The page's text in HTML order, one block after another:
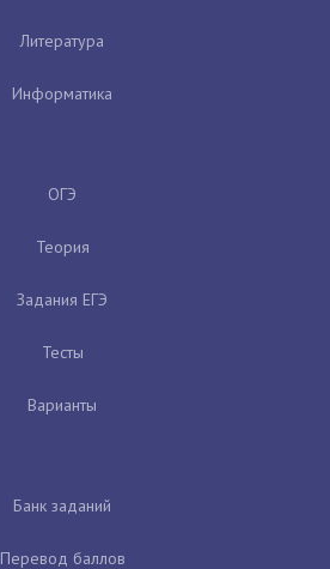
Литература
Информатика
ОГЭ
Теория
Задания ЕГЭ
Тесты
Варианты
Банк заданий
Перевод баллов